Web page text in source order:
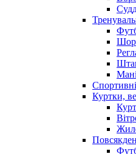
Куртки,